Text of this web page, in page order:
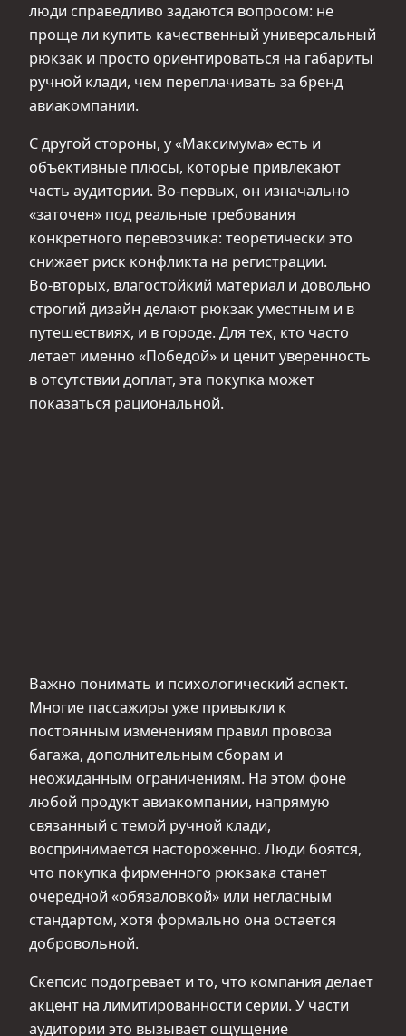
люди справедливо задаются вопросом: не
проще ли купить качественный универсальный
рюкзак и просто ориентироваться на габариты
ручной клади, чем переплачивать за бренд
авиакомпании.
С другой стороны, у «Максимума» есть и
объективные плюсы, которые привлекают
часть аудитории. Во‑первых, он изначально
«заточен» под реальные требования
конкретного перевозчика: теоретически это
снижает риск конфликта на регистрации.
Во‑вторых, влагостойкий материал и довольно
строгий дизайн делают рюкзак уместным и в
путешествиях, и в городе. Для тех, кто часто
летает именно «Победой» и ценит уверенность
в отсутствии доплат, эта покупка может
показаться рациональной.
Важно понимать и психологический аспект.
Многие пассажиры уже привыкли к
постоянным изменениям правил провоза
багажа, дополнительным сборам и
неожиданным ограничениям. На этом фоне
любой продукт авиакомпании, напрямую
связанный с темой ручной клади,
воспринимается настороженно. Люди боятся,
что покупка фирменного рюкзака станет
очередной «обязаловкой» или негласным
стандартом, хотя формально она остается
добровольной.
Скепсис подогревает и то, что компания делает
акцент на лимитированности серии. У части
аудитории это вызывает ощущение